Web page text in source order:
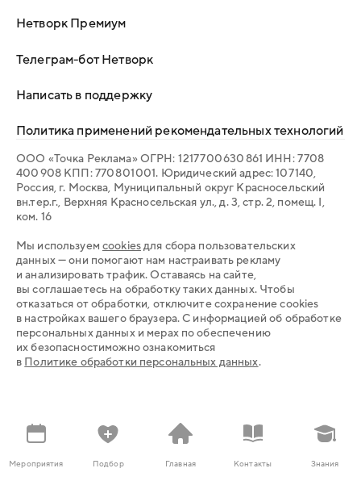
Нетворк Премиум
Телеграм-бот Нетворк
Написать в поддержку
Политика применений рекомендательных технологий
ООО «Точка Реклама» ОГРН: 1 217 700 630 861 ИНН: 7 708
400 908 КПП: 770 801 001. Юридический адрес: 107 140,
Россия, г. Москва, Муниципальный округ Красносельский
вн.тер.г., Верхняя Красносельская ул., д. 3, стр. 2, помещ. I,
ком. 16
Мы используем cookiesдля сбора пользовательских
данных — они помогают нам настраивать рекламу
и анализировать трафик. Оставаясь на сайте,
вы соглашаетесь на обработку таких данных. Чтобы
отказаться от обработки, отключите сохранение cookies
в настройках вашего браузера. С информацией об обработке
персональных данных и мерах по обеспечению
их безопасностиможно ознакомиться
в Политике обработки персональных данных.
Мероприятия Подбор Главная Контакты Знания